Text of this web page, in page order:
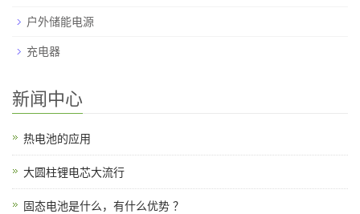
户外储能电源
充电器
新闻中心
热电池的应用
大圆柱锂电芯大流行
固态电池是什么，有什么优势 ？